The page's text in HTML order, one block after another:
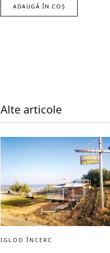
ADAUGĂ ÎN COȘ
Alte articole
IGLOO ÎNCERC